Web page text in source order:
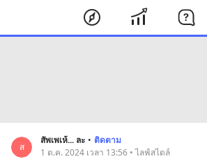
ส
สัพเพเห้... ละ • ติดตาม
1 ต.ค. 2024 เวลา 13:56 • ไลฟ์สไตล์